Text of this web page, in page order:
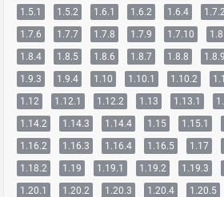
1.5.1
1.5.2 1.6.1 1.6.2 1.6.4
1.7.6
1.7.7 1.7.8 1.7.9 1.7.10 1.8
1.8.4
1.8.5 1.8.6 1.8.7 1.8.8 1.8.9
1.9.3
1.9.4 1.10 1.10.1 1.10.2
1.12
1.12.1 1.12.2 1.13 1.13.1
1.14.2
1.14.3 1.14.4 1.15 1.15.1
1.16.2
1.16.3 1.16.4 1.16.5 1.17
1.18.2
1.19 1.19.1 1.19.2 1.19.3
1.20.1
1.20.2 1.20.3 1.20.4 1.20.5